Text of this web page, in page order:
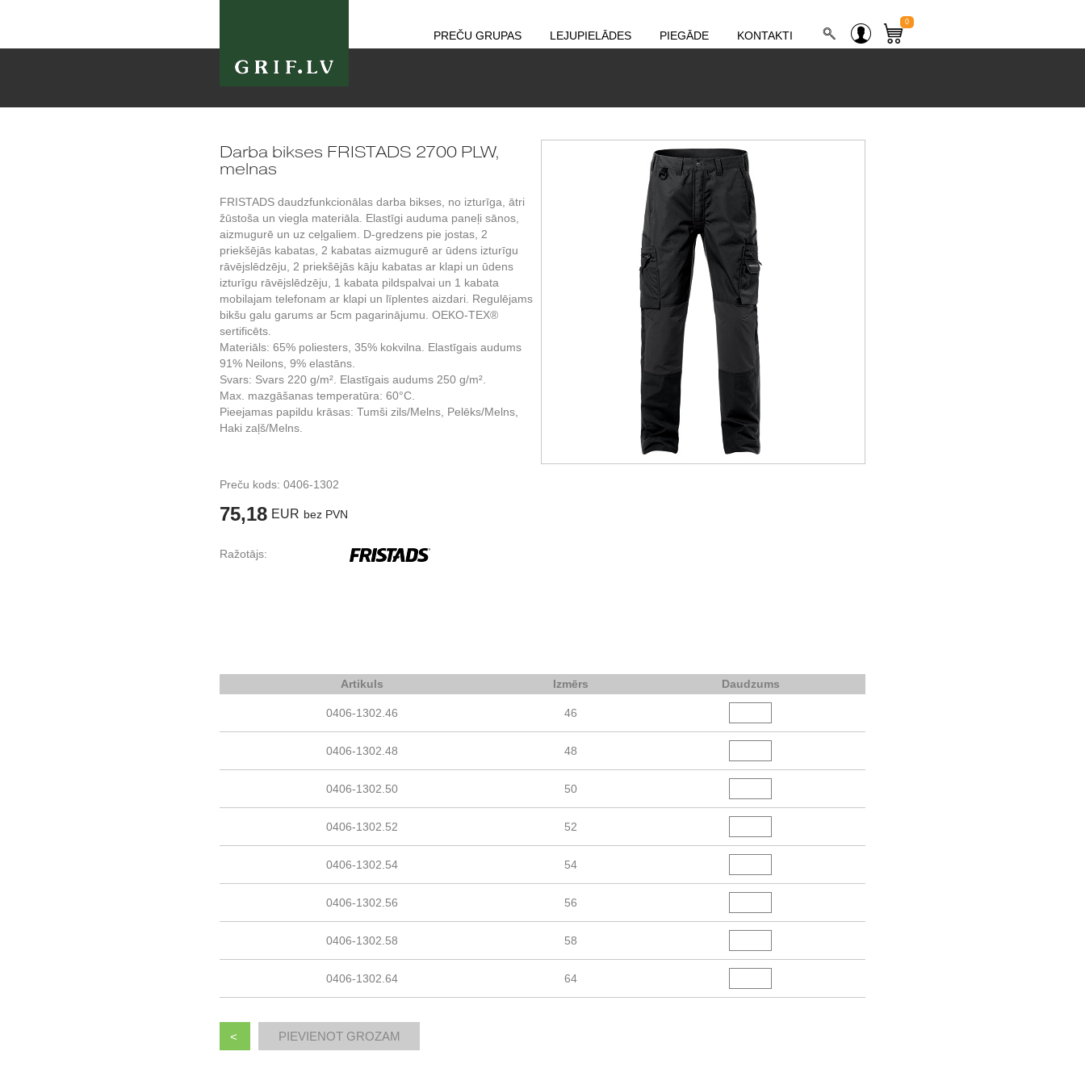
PREČU GRUPAS LEJUPIELĀDES PIEGĀDE KONTAKTI
0
Darba bikses FRISTADS 2700 PLW,
melnas
FRISTADS daudzfunkcionālas darba bikses, no izturīga, ātri
žūstoša un viegla materiāla. Elastīgi auduma paneļi sānos,
aizmugurē un uz ceļgaliem. D-gredzens pie jostas, 2
priekšējās kabatas, 2 kabatas aizmugurē ar ūdens izturīgu
rāvējslēdzēju, 2 priekšējās kāju kabatas ar klapi un ūdens
izturīgu rāvējslēdzēju, 1 kabata pildspalvai un 1 kabata
mobilajam telefonam ar klapi un līplentes aizdari. Regulējams
bikšu galu garums ar 5cm pagarinājumu. OEKO-TEX®
sertificēts.
Materiāls: 65% poliesters, 35% kokvilna. Elastīgais audums
91% Neilons, 9% elastāns.
Svars: Svars 220 g/m². Elastīgais audums 250 g/m².
Max. mazgāšanas temperatūra: 60°C.
Pieejamas papildu krāsas: Tumši zils/Melns, Pelēks/Melns,
Haki zaļš/Melns.
Preču kods: 0406-1302
75,18 EUR bez PVN
Ražotājs:
Artikuls Izmērs Daudzums
0406-1302.46 46
0406-1302.48 48
0406-1302.50 50
0406-1302.52 52
0406-1302.54 54
0406-1302.56 56
0406-1302.58 58
0406-1302.64 64
<